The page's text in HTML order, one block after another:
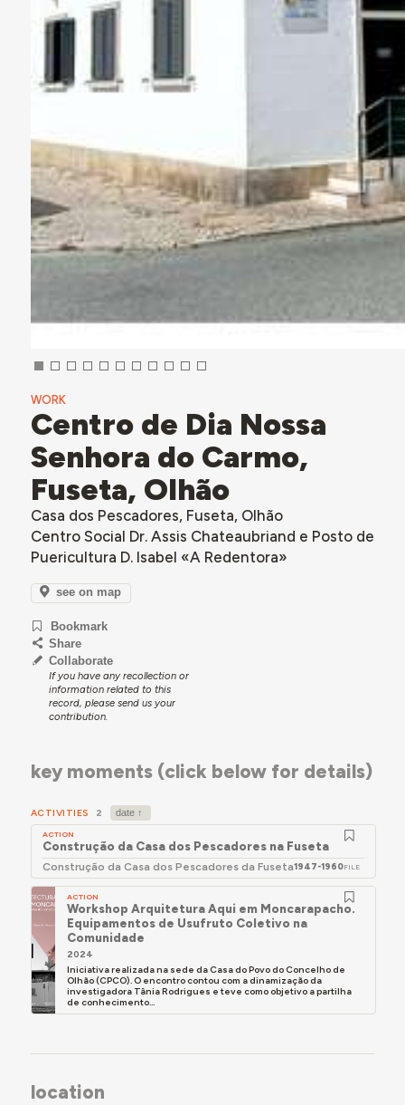
WORK
Centro de Dia Nossa
Senhora do Carmo,
Fuseta, Olhão
Casa dos Pescadores, Fuseta, Olhão
Centro Social Dr. Assis Chateaubriand e Posto de
Puericultura D. Isabel «A Redentora»
see on map
Bookmark
Share
Collaborate
If you have any recollection or
information related to this
record, please send us your
contribution.
key moments (click below for details)
ACTIVITIES 2
ACTION
Construção da Casa dos Pescadores na Fuseta
Construção da Casa dos Pescadores da Fuseta1947-1960FILE
ACTION
Workshop Arquitetura Aqui em Moncarapacho.
Equipamentos de Usufruto Coletivo na
Comunidade
2024
Iniciativa realizada na sede da Casa do Povo do Concelho de
Olhão (CPCO). O encontro contou com a dinamização da
investigadora Tânia Rodrigues e teve como objetivo a partilha
de conhecimento...
location